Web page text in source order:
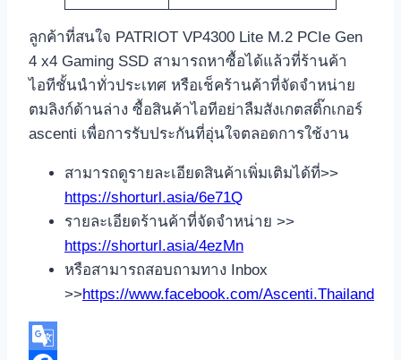
ลูกค้าที่สนใจ PATRIOT VP4300 Lite M.2 PCIe Gen
4 x4 Gaming SSD สามารถหาซื้อได้แล้วที่ร้านค้า
ไอทีชั้นนำทั่วประเทศ หรือเช็คร้านค้าที่จัดจำหน่าย
ตมลิงก์ด้านล่าง ซื้อสินค้าไอทีอย่าลืมสังเกตสติ๊กเกอร์
ascenti เพื่อการรับประกันที่อุ่นใจตลอดการใช้งาน
สามารถดูรายละเอียดสินค้าเพิ่มเติมได้ที่>>
https://shorturl.asia/6e71Q
รายละเอียดร้านค้าที่จัดจำหน่าย >>
https://shorturl.asia/4ezMn
หรือสามารถสอบถามทาง Inbox
>>https://www.facebook.com/Ascenti.Thailand